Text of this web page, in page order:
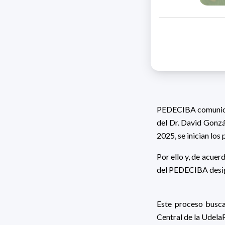
PEDECIBA
del Dr. David
2025, se inician los
Por ello y, de
del PEDECIBA
Este proceso
Central de la